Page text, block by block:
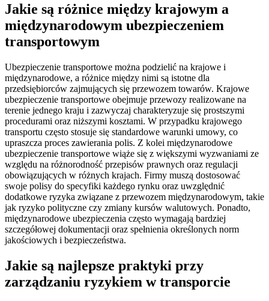
Jakie są różnice między krajowym a
międzynarodowym ubezpieczeniem
transportowym
Ubezpieczenie transportowe można podzielić na krajowe i
międzynarodowe, a różnice między nimi są istotne dla
przedsiębiorców zajmujących się przewozem towarów. Krajowe
ubezpieczenie transportowe obejmuje przewozy realizowane na
terenie jednego kraju i zazwyczaj charakteryzuje się prostszymi
procedurami oraz niższymi kosztami. W przypadku krajowego
transportu często stosuje się standardowe warunki umowy, co
upraszcza proces zawierania polis. Z kolei międzynarodowe
ubezpieczenie transportowe wiąże się z większymi wyzwaniami ze
względu na różnorodność przepisów prawnych oraz regulacji
obowiązujących w różnych krajach. Firmy muszą dostosować
swoje polisy do specyfiki każdego rynku oraz uwzględnić
dodatkowe ryzyka związane z przewozem międzynarodowym, takie
jak ryzyko polityczne czy zmiany kursów walutowych. Ponadto,
międzynarodowe ubezpieczenia często wymagają bardziej
szczegółowej dokumentacji oraz spełnienia określonych norm
jakościowych i bezpieczeństwa.
Jakie są najlepsze praktyki przy
zarządzaniu ryzykiem w transporcie